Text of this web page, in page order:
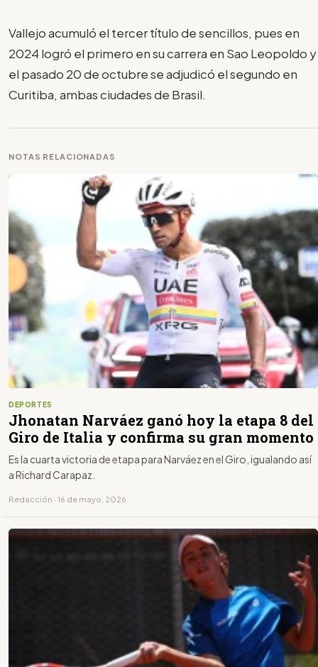
Vallejo acumuló el tercer título de sencillos, pues en
2024 logró el primero en su carrera en Sao Leopoldo y
el pasado 20 de octubre se adjudicó el segundo en
Curitiba, ambas ciudades de Brasil.
NOTAS RELACIONADAS
DEPORTES
Jhonatan Narváez ganó hoy la etapa 8 del
Giro de Italia y confirma su gran momento
Es la cuarta victoria de etapa para Narváez en el Giro, igualando así
a Richard Carapaz.
Redacción · 16 de mayo, 2026